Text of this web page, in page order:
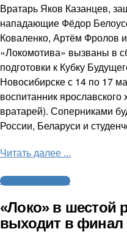
Вратарь Яков Казанцев,
нападающие Фёдор
Коваленко, Артём Фролов
«Локомотива» вызваны в
подготовки к Кубку
Новосибирске с 14 по 17
воспитанник
вратарей). Соперниками
России, Беларуси и
Читать далее ...
Молодежный хоккей
«Локо» в шестой
выходит в финал